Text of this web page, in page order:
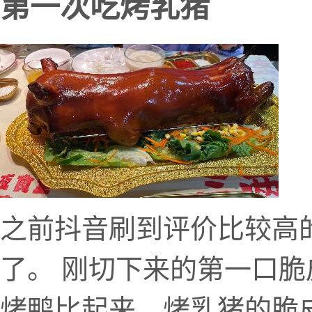
第一次吃烤乳猪
之前抖音刷到评价比较
了。 刚切下来的第一口